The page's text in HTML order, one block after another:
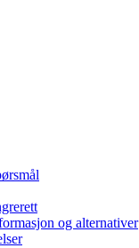
og alternativer